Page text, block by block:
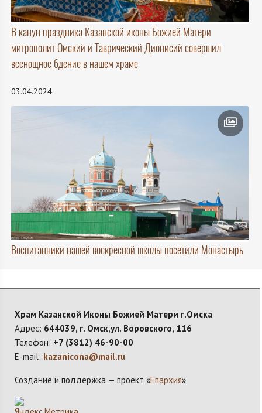
В канун праздника Казанской иконы Божией Матери
митрополит Омский и Таврический Дионисий совершил
всенощное бдение в нашем храме
03.04.2024
Воспитанники нашей воскресной школы посетили Монастырь
Храм Казанской Иконы Божией Матери г.Омска
Адрес: 644039, г. Омск,ул. Воровского, 116
Телефон: +7 (3812) 46-90-00
E-mail: kazanicona@mail.ru
Создание и поддержка — проект «Епархия»